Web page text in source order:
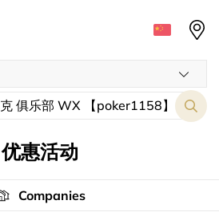
优惠活动
Companies